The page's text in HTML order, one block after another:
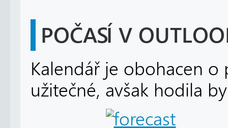
POČASÍ V
Kalendář je obohacen
užitečné, avšak hodila